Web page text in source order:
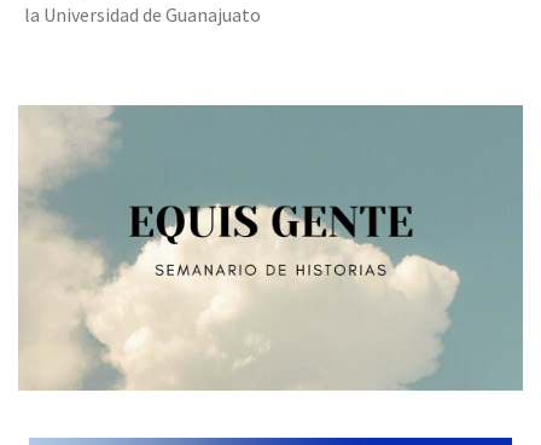
la Universidad de Guanajuato